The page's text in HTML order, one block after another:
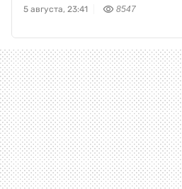
5 августа, 23:41 8547